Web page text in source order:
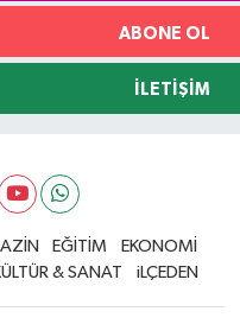
ABONE OL
İLETIŞIM
EĞİTİM
EKONOMİ
& SANAT iLÇEDEN